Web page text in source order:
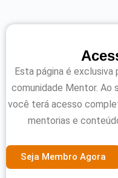
Esta página é exclusiva
comunidade Mentor. Ao
você terá acesso
mentorias e
Seja Membro Agora